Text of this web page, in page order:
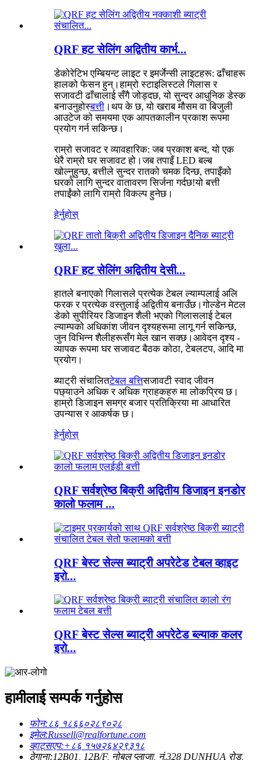
QRF हट सेलिंग अद्वितीय कार्भ...
डेकोरेटिभ एम्बियन्ट लाइट र इमर्जेन्सी लाइटहरू: ढाँचाहरू
हालको फेसन हुन्।हाम्रो स्टाइलिस्टले गिलास र
सजावटी ढाँचालाई सँगै जोड्दछ, यो सुन्दर आधुनिक डेस्क
बनाउनुहोस्बत्ती ।थप के छ, यो खराब मौसम वा बिजुली
आउटेज को समयमा एक आपतकालीन प्रकाश रूपमा
प्रयोग गर्न सकिन्छ।
राम्रो सजावट र व्यावहारिक: जब प्रकाश बन्द, यो एक
धेरै राम्रो घर सजावट हो।जब तपाइँ LED बल्ब
खोल्नुहुन्छ, बत्तीले सुन्दर रातको चमक दिन्छ, तपाइँको
घरको लागि सुन्दर वातावरण सिर्जना गर्दछ!यो बत्ती
तपाईंको लागि राम्रो विकल्प हुनेछ।
हेर्नुहोस्
QRF हट सेलिंग अद्वितीय देसी...
हातले बनाएको गिलासले प्रत्येक टेबल ल्याम्पलाई अलि
फरक र प्रत्येक वस्तुलाई अद्वितीय बनाउँछ।गोल्डेन मेटल
डेको सुपीरियर डिजाइन शैली भएको गिलासलाई टेबल
ल्याम्पको अधिकांश जीवन दृश्यहरूमा लागू गर्न सकिन्छ,
जुन विभिन्न शैलीहरूसँग मेल खान सक्छ।आवेदन दृश्य -
व्यापक रूपमा घर सजावट बैठक कोठा, टेबलटप, आदि मा
प्रयोग।
ब्याट्री संचालितटेबल बत्तिसजावटी स्वाद जीवन
पछ्याउने अधिक र अधिक ग्राहकहरु मा लोकप्रिय छ।
हाम्रो डिजाइन समग्र बजार प्रतिक्रिया मा आधारित
उपन्यास र आकर्षक छ।
हेर्नुहोस्
QRF सर्वश्रेष्ठ बिक्री अद्वितीय डिजाइन इनडोर
कालो फलाम ...
QRF बेस्ट सेल्स ब्याट्री अपरेटेड टेबल व्हाइट
इरो...
QRF बेस्ट सेल्स ब्याट्री अपरेटेड ब्ल्याक कलर
इरो...
हामीलाई सम्पर्क गर्नुहोस
फोन:८६ १८६६०२८९०२८
इमेल:Russell@realfortune.com
व्हाट्सएप:+८६ १५७२६४२९३१८
ठेगाना:12B01, 12B/F, नोबल प्लाजा, नं.328 DUNHUA रोड,